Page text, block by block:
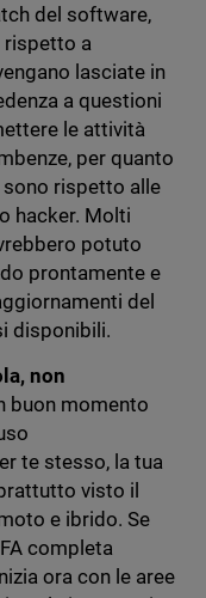
del software,
rispetto a
lasciate in
a questioni
le attività
per quanto
rispetto alle
hacker. Molti
potuto
prontamente e
del
disponibili.
non
buon momento
te stesso, la tua
visto il
e ibrido. Se
completa
ora con le aree